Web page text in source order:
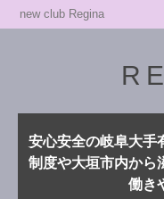
new club Regina
安心安全の岐阜大手
制度や大垣市内から
働き